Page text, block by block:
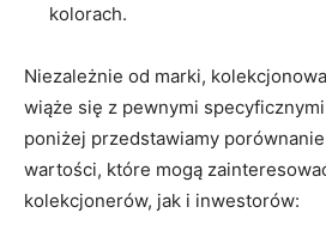
kolorach.
Niezależnie od marki,
wiąże się z pewnymi
poniżej przedstawiamy
wartości, które mogą
kolekcjonerów, jak i inwestorów: